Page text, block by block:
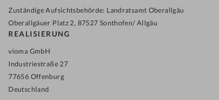
Zuständige Aufsichtsbehörde: Landratsamt Oberallgäu
Oberallgäuer Platz 2, 87527 Sonthofen/ Allgäu
REALISIERUNG
vioma GmbH
Industriestraße 27
77656 Offenburg
Deutschland